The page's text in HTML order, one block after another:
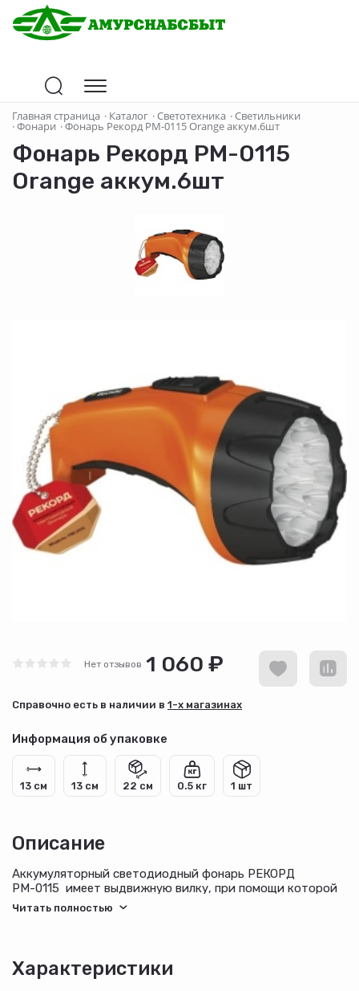
Главная страница · Каталог ·Светотехника ·Светильники
·Фонари ·Фонарь Рекорд РМ-0115 Orange аккум.6шт
Фонарь Рекорд РМ-0115
Orange аккум.6шт
Нет отзывов 1 060 ₽
Cправочно есть в наличии в 1-х магазинах
Информация об упаковке
13 см 13 см 22 см 0.5 кг 1 шт
Описание
Аккумуляторный светодиодный фонарь РЕКОРД
РМ-0115 имеет выдвижную вилку, при помощи которой
прибор подключается к розетке для заряда
дорогу, так как он способен работать до 8 часов без
подзаряда.
Характеристики